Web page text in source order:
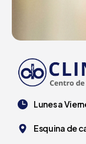
Lunes a
Esquina de